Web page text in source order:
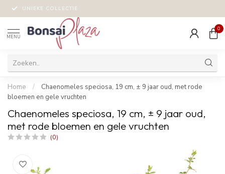
UNIEKE COLLECTIE
MENU
0
Home /
Chaenomeles speciosa, 19 cm, ± 9 jaar oud, met rode
bloemen en gele vruchten
Chaenomeles speciosa, 19 cm, ± 9 jaar oud,
met rode bloemen en gele vruchten
(0)